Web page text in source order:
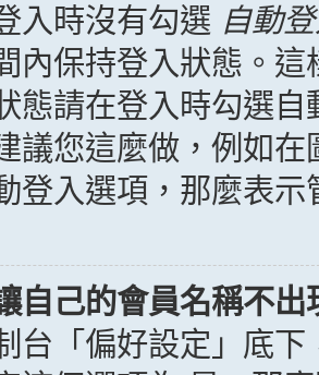
入時沒有勾選 自動
內保持登入狀態。
態請在登入時勾選
議您這麼做，例如
登入選項，那麼表
自己的會員名稱不
台「偏好設定」底